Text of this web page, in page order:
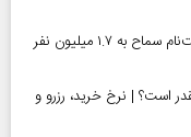
آغاز رسمی برنامه‌های اربعین ۱۴۰۵ در مرز‌ها | ثبت‌نام سماح به ۱.۷ میلیون نفر
در بهشت زهرا (س) در سال ۱۴۰۵ چقدر است؟ | نرخ خرید، رزرو و